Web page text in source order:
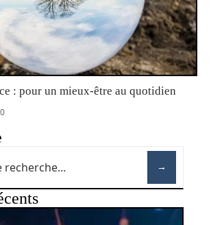
: pour un mieux-être au quotidien